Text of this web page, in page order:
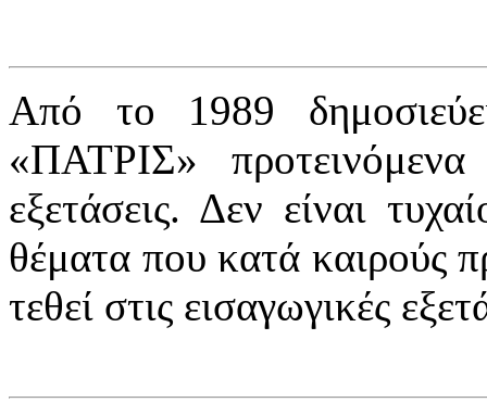
Από το 1989
«ΠΑΤΡΙΣ»
εξετάσεις. Δεν είναι
θέματα που κατά καιρούς
τεθεί στις εισαγωγικές